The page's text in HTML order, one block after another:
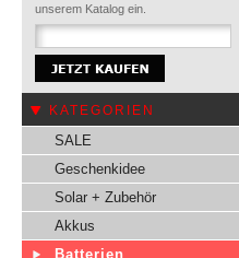
unserem Katalog ein.
KATEGORIEN
SALE
Geschenkidee
Solar + Zubehör
Akkus
Batterien